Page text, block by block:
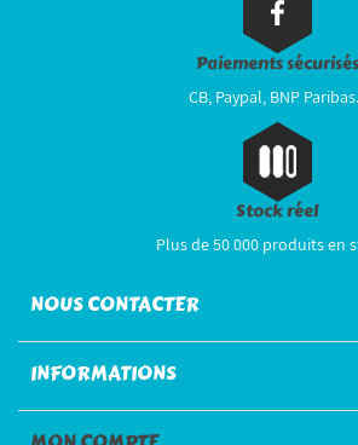
Paiements sécurisés
CB, Paypal, BNP
Stock réel
Plus de 50 000 produits en
NOUS CONTACTER
INFORMATIONS